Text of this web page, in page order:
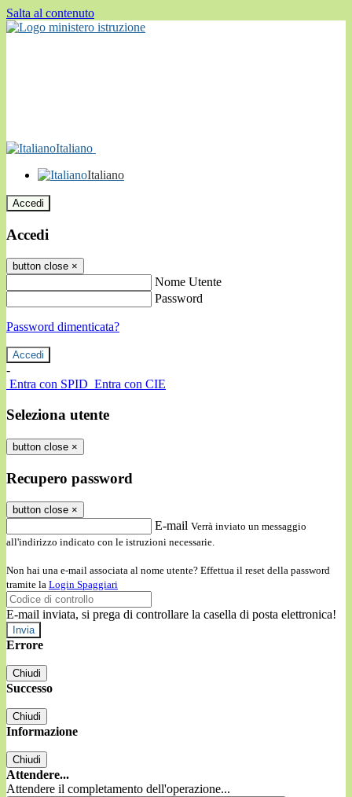
Salta al contenuto
Italiano
Italiano
Accedi
Accedi
button close ×
Nome Utente
Password
Password dimenticata?
-
Entra con SPID Entra con CIE
Seleziona utente
button close ×
Recupero password
button close ×
E-mail Verrà inviato un messaggio
all'indirizzo indicato con le istruzioni necessarie.
Non hai una e-mail associata al nome utente? Effettua il reset della password
tramite la Login Spaggiari
E-mail inviata, si prega di controllare la casella di posta elettronica!
Errore
Chiudi
Successo
Chiudi
Informazione
Chiudi
Attendere...
Attendere il completamento dell'operazione...